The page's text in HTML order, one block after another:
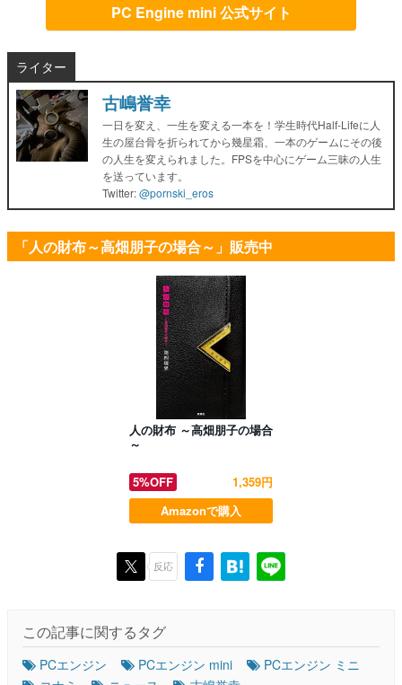
PC Engine mini 公式サイト
ライター
古嶋誉幸
一日を変え、一生を変える一本を！学生時代Half-Lifeに人
生の屋台骨を折られてから幾星霜、一本のゲームにその後
の人生を変えられました。FPSを中心にゲーム三昧の人生
を送っています。
Twitter:@pornski_eros
「人の財布～高畑朋子の場合～」販売中
人の財布 ～高畑朋子の場合
～
5%OFF
1,359円
Amazonで購入
反応
この記事に関するタグ
PCエンジン PCエンジン mini
PCエンジン ミニ